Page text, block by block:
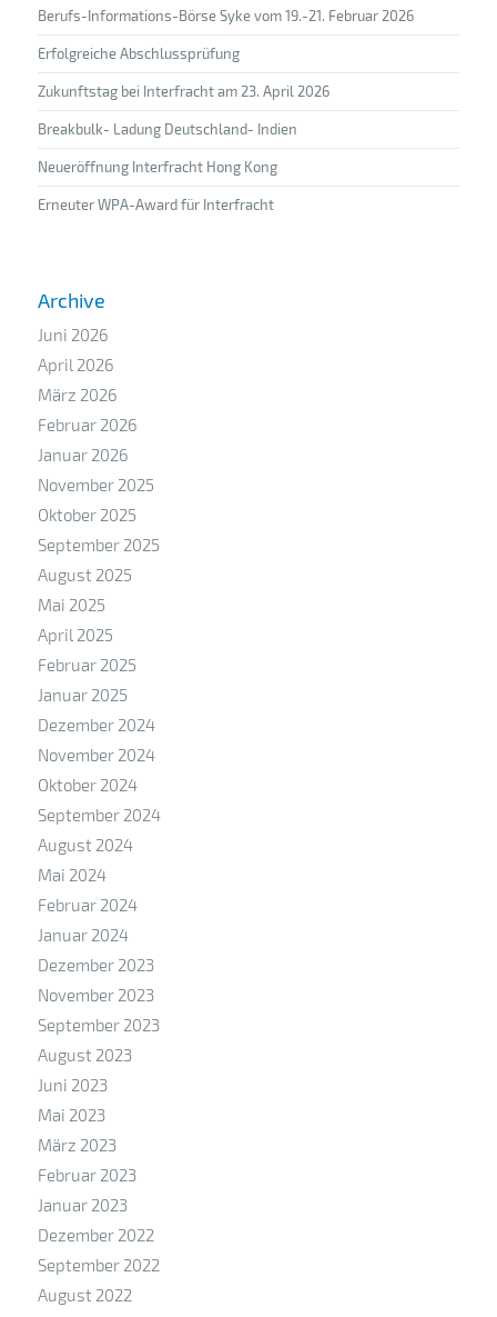
Berufs-Informations-Börse Syke vom 19.-21. Februar 2026
Erfolgreiche Abschlussprüfung
Zukunftstag bei Interfracht am 23. April 2026
Breakbulk- Ladung Deutschland- Indien
Neueröffnung Interfracht Hong Kong
Erneuter WPA-Award für Interfracht
Archive
Juni 2026
April 2026
März 2026
Februar 2026
Januar 2026
November 2025
Oktober 2025
September 2025
August 2025
Mai 2025
April 2025
Februar 2025
Januar 2025
Dezember 2024
November 2024
Oktober 2024
September 2024
August 2024
Mai 2024
Februar 2024
Januar 2024
Dezember 2023
November 2023
September 2023
August 2023
Juni 2023
Mai 2023
März 2023
Februar 2023
Januar 2023
Dezember 2022
September 2022
August 2022